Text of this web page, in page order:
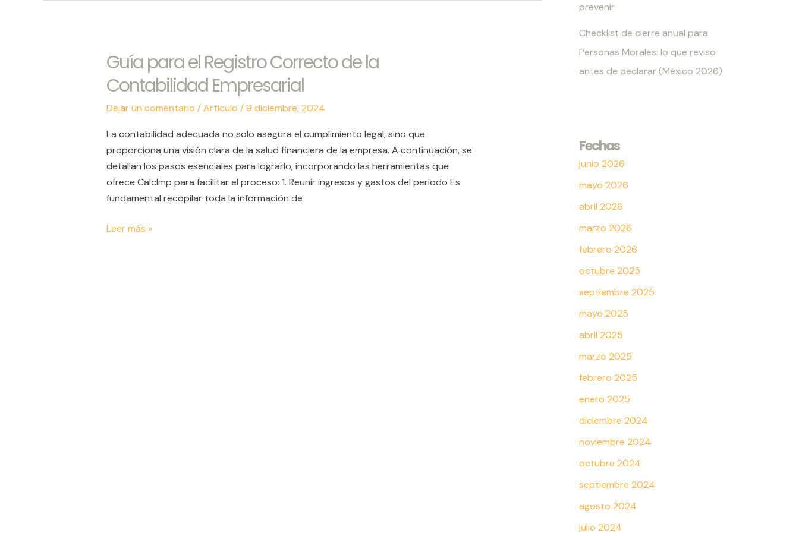
Guía para el Registro Correcto de la
Contabilidad Empresarial
Dejar un comentario /Articulo /9 diciembre, 2024
La contabilidad adecuada no solo asegura el cumplimiento legal, sino que
proporciona una visión clara de la salud financiera de la empresa. A continuación, se
detallan los pasos esenciales para lograrlo, incorporando las herramientas que
ofrece CalcImp para facilitar el proceso: 1. Reunir ingresos y gastos del periodo Es
fundamental recopilar toda la información de
Guía
el
Registro
de
la
Contabilidad
Empresarial
Leer más »
prevenir
Checklist de cierre anual para
Personas Morales: lo que reviso
antes de declarar (México 2026)
Fechas
junio 2026
mayo 2026
abril 2026
marzo 2026
febrero 2026
octubre 2025
septiembre 2025
mayo 2025
abril 2025
marzo 2025
febrero 2025
enero 2025
diciembre 2024
noviembre 2024
octubre 2024
septiembre 2024
agosto 2024
julio 2024